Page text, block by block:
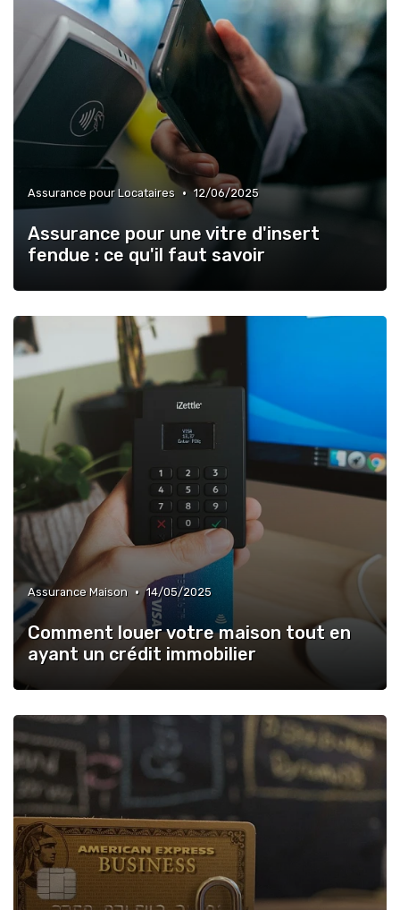
Assurance pour Locataires • 12/06/2025
Assurance pour une vitre d'insert
fendue : ce qu'il faut savoir
Assurance Maison • 14/05/2025
Comment louer votre maison tout en
ayant un crédit immobilier